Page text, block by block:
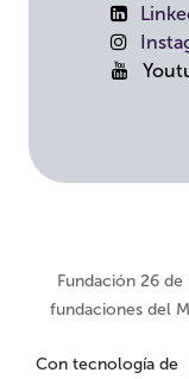
Fundación 26
fundaciones del
Con tecnología de